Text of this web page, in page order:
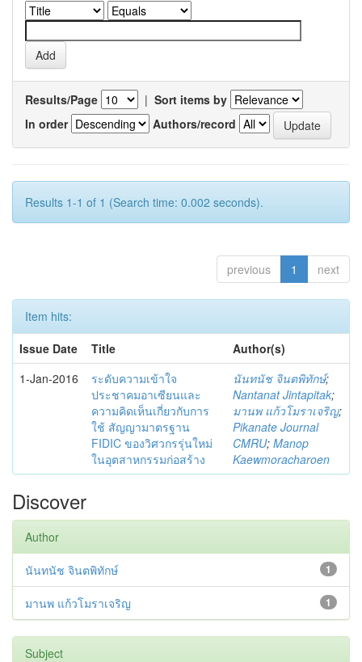
Results/Page | Sort items by
In order
Authors/record
Results 1-1 of 1 (Search time: 0.002 seconds).
previous 1 next
Item hits:
Issue Date
Title
Author(s)
1-Jan-2016
ระดับความเข้าใจ
ประชาคมอาเซียนและ
ความคิดเห็นเกี่ยวกับการ
ใช้ สัญญามาตรฐาน
FIDIC ของวิศวกรรุ่นใหม่
ในอุตสาหกรรมก่อสร้าง
นันทนัช จินตพิทักษ์;
Nantanat Jintapitak;
มานพ แก้วโมราเจริญ;
Pikanate Journal
CMRU; Manop
Kaewmoracharoen
Discover
Author
1
นันทนัช จินตพิทักษ์
1
มานพ แก้วโมราเจริญ
Subject